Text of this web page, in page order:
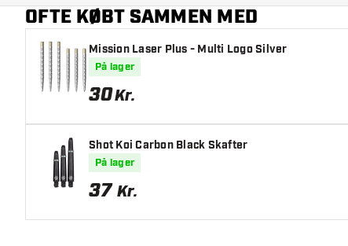
OFTE KØBT SAMMEN MED
Mission Laser Plus - Multi Logo Silver
På lager
30Kr.
Shot Koi Carbon Black Skafter
På lager
37 Kr.